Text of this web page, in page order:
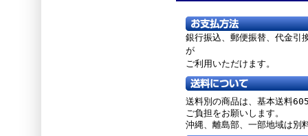
銀行振込、郵便振替、 代金引
が
ご利用いただけます。
送料別の商品は、基本送料
ご負担をお願いします。
沖縄、離島部、一部地域は別